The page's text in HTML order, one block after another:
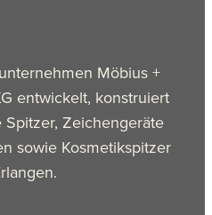
Möbius +
entwickelt, konstruiert
Zeichengeräte
sowie Kosmetikspitzer